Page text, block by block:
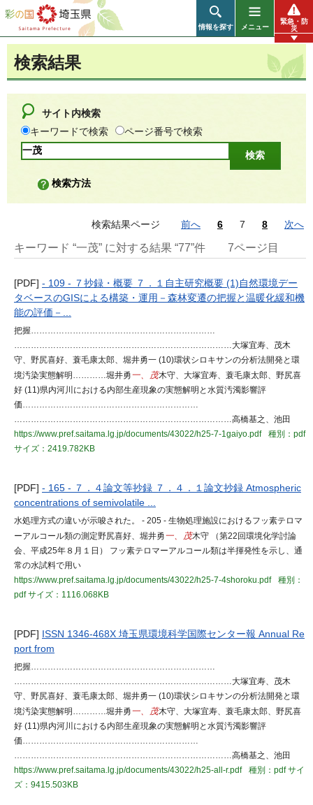
彩の国 埼玉県
情報を探す メニュー
緊急・防
災
検索結果
サイト内検索
キーワードで検索
ページ番号で検索
検索方法
検索結果ページ 前へ 6 7 8 次へ
キーワード “一茂” に対する結果 “77”件 7ページ目
[PDF] - 109 - ７抄録・概要 ７．１自主研究概要 (1)自然環境デー
タベースのGISによる構築・運用－森林変遷の把握と温暖化緩和機
能の評価－...
把握…………………………………………………………
……………………………………………………………………大塚宜寿、茂木
守、野尻喜好、蓑毛康太郎、堀井勇一 (10)環状シロキサンの分析法開発と環
境汚染実態解明…………堀井勇一、茂木守、大塚宜寿、蓑毛康太郎、野尻喜
好 (11)県内河川における内部生産現象の実態解明と水質汚濁影響評
価………………………………………………………
……………………………………………………………………高橋基之、池田
https://www.pref.saitama.lg.jp/documents/43022/h25-7-1gaiyo.pdf
種別：pdf
サイズ：2419.782KB
[PDF] - 165 - ７．４論文等抄録 ７．４．１論文抄録 Atmospheric
concentrations of semivolatile ...
水処理方式の違いが示唆された。 - 205 - 生物処理施設におけるフッ素テロマ
ーアルコール類の測定野尻喜好、堀井勇一、茂木守 （第22回環境化学討論
会、平成25年８月１日） フッ素テロマーアルコール類は半揮発性を示し、通
常の水試料で用い
https://www.pref.saitama.lg.jp/documents/43022/h25-7-4shoroku.pdf
種別：
pdfサイズ：1116.068KB
[PDF] ISSN 1346-468X 埼玉県環境科学国際センター報 Annual Re
port from
把握…………………………………………………………
……………………………………………………………………大塚宜寿、茂木
守、野尻喜好、蓑毛康太郎、堀井勇一 (10)環状シロキサンの分析法開発と環
境汚染実態解明…………堀井勇一、茂木守、大塚宜寿、蓑毛康太郎、野尻喜
好 (11)県内河川における内部生産現象の実態解明と水質汚濁影響評
価………………………………………………………
……………………………………………………………………高橋基之、池田
https://www.pref.saitama.lg.jp/documents/43022/h25-all-r.pdf
種別：pdfサイ
ズ：9415.503KB